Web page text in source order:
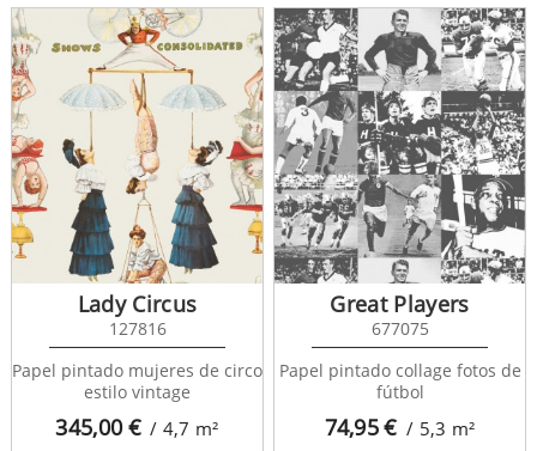
345,00€ / 4,7 m²
Lady Circus
127816
Papel pintado mujeres de circo
estilo vintage
74,95€ / 5,3 m²
Great Players
677075
Papel pintado collage fotos de
fútbol